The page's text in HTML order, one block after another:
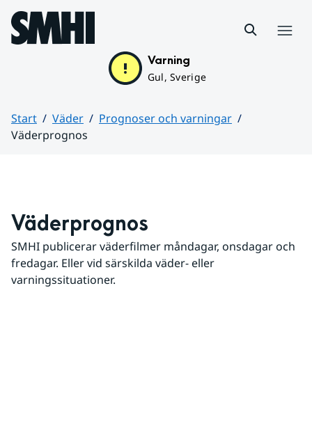
Hoppa till sidans innehåll
Varning
Gul, Sverige
Start Väder
Prognoser och varningar
Väderprognos
Väderprognos
SMHI publicerar väderfilmer måndagar, onsdagar och
fredagar. Eller vid särskilda väder- eller
varningssituationer.